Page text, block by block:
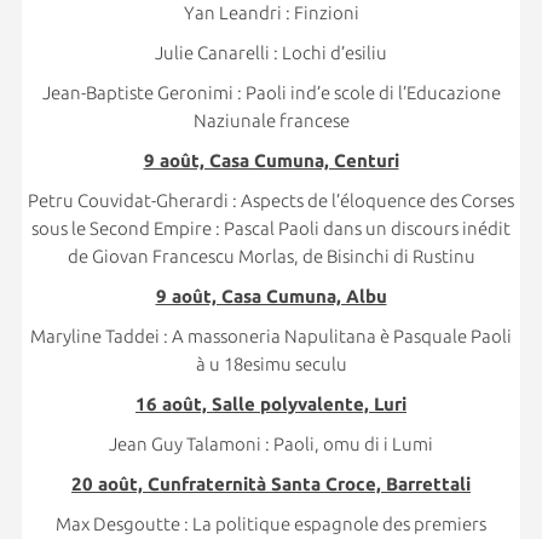
Yan Leandri : Finzioni
Julie Canarelli : Lochi d’esiliu
Jean-Baptiste Geronimi : Paoli ind’e scole di l’Educazione
Naziunale francese
9 août, Casa Cumuna, Centuri
Petru Couvidat-Gherardi : Aspects de l’éloquence des Corses
sous le Second Empire : Pascal Paoli dans un discours inédit
de Giovan Francescu Morlas, de Bisinchi di Rustinu
9 août, Casa Cumuna, Albu
Maryline Taddei : A massoneria Napulitana è Pasquale Paoli
à u 18esimu seculu
16 août, Salle polyvalente, Luri
Jean Guy Talamoni : Paoli, omu di i Lumi
20 août, Cunfraternità Santa Croce, Barrettali
Max Desgoutte : La politique espagnole des premiers